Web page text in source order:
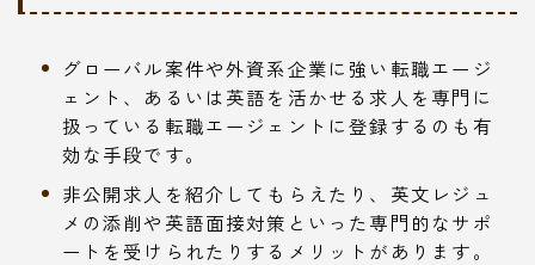
グローバル案件や外資系企業に強い転職エージ
ェント、あるいは英語を活かせる求人を専門に
扱っている転職エージェントに登録するのも有
効な手段です。
非公開求人を紹介してもらえたり、英文レジュ
メの添削や英語面接対策といった専門的なサポ
ートを受けられたりするメリットがあります。